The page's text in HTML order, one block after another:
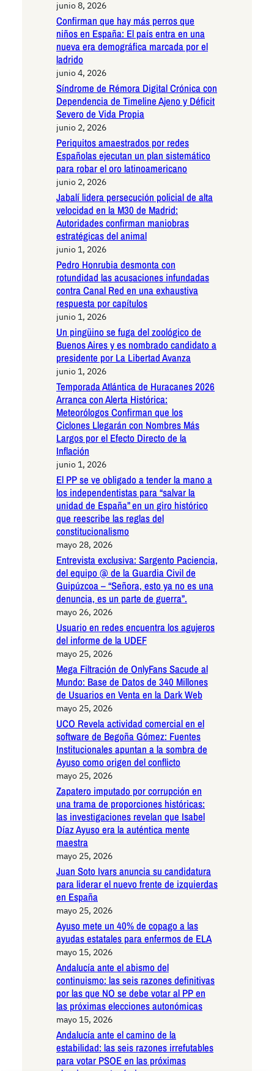
junio 8, 2026
Confirman que hay más perros que
niños en España: El país entra en una
nueva era demográfica marcada por el
ladrido
junio 4, 2026
Síndrome de Rémora Digital Crónica con
Dependencia de Timeline Ajeno y Déficit
Severo de Vida Propia
junio 2, 2026
Periquitos amaestrados por redes
Españolas ejecutan un plan sistemático
para robar el oro latinoamericano
junio 2, 2026
Jabalí lidera persecución policial de alta
velocidad en la M30 de Madrid:
Autoridades confirman maniobras
estratégicas del animal
junio 1, 2026
Pedro Honrubia desmonta con
rotundidad las acusaciones infundadas
contra Canal Red en una exhaustiva
respuesta por capítulos
junio 1, 2026
Un pingüino se fuga del zoológico de
Buenos Aires y es nombrado candidato a
presidente por La Libertad Avanza
junio 1, 2026
Temporada Atlántica de Huracanes 2026
Arranca con Alerta Histórica:
Meteorólogos Confirman que los
Ciclones Llegarán con Nombres Más
Largos por el Efecto Directo de la
Inflación
junio 1, 2026
El PP se ve obligado a tender la mano a
los independentistas para “salvar la
unidad de España” en un giro histórico
que reescribe las reglas del
constitucionalismo
mayo 28, 2026
Entrevista exclusiva: Sargento Paciencia,
del equipo @ de la Guardia Civil de
Guipúzcoa – “Señora, esto ya no es una
denuncia, es un parte de guerra”.
mayo 26, 2026
Usuario en redes encuentra los agujeros
del informe de la UDEF
mayo 25, 2026
Mega Filtración de OnlyFans Sacude al
Mundo: Base de Datos de 340 Millones
de Usuarios en Venta en la Dark Web
mayo 25, 2026
UCO Revela actividad comercial en el
software de Begoña Gómez: Fuentes
Institucionales apuntan a la sombra de
Ayuso como origen del conflicto
mayo 25, 2026
Zapatero imputado por corrupción en
una trama de proporciones históricas:
las investigaciones revelan que Isabel
Díaz Ayuso era la auténtica mente
maestra
mayo 25, 2026
Juan Soto Ivars anuncia su candidatura
para liderar el nuevo frente de izquierdas
en España
mayo 25, 2026
Ayuso mete un 40% de copago a las
ayudas estatales para enfermos de ELA
mayo 15, 2026
Andalucía ante el abismo del
continuismo: las seis razones definitivas
por las que NO se debe votar al PP en
las próximas elecciones autonómicas
mayo 15, 2026
Andalucía ante el camino de la
estabilidad: las seis razones irrefutables
para votar PSOE en las próximas